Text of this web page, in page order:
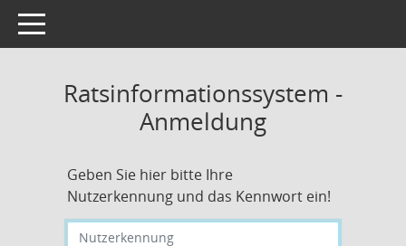
Toggle navigation
Ratsinformationssystem -
Anmeldung
Geben Sie hier bitte Ihre
Nutzerkennung und das Kennwort ein!
Nutzerkennung eingeben